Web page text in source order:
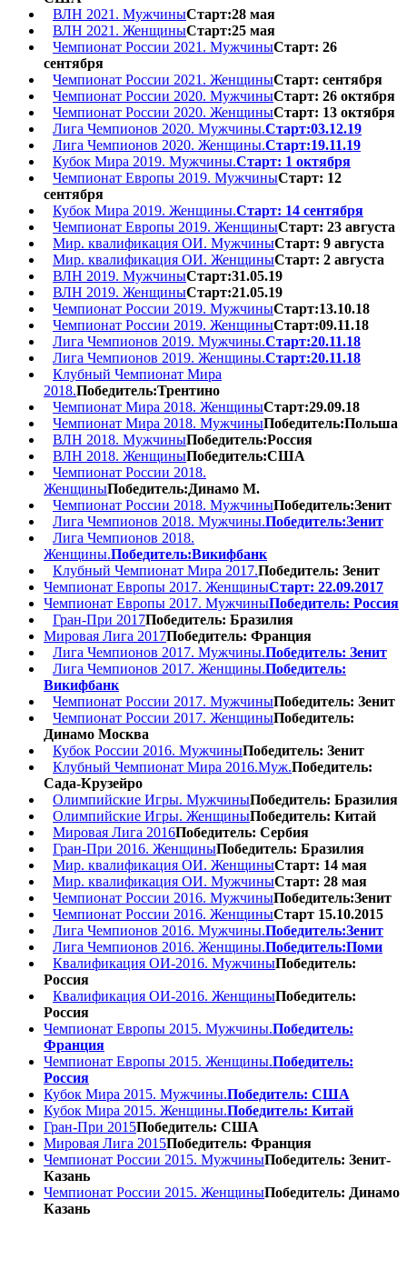
ВЛН 2021. МужчиныСтарт:28 мая
ВЛН 2021. ЖенщиныСтарт:25 мая
Чемпионат России 2021. МужчиныСтарт: 26
сентября
Чемпионат России 2021. ЖенщиныСтарт: сентября
Чемпионат России 2020. МужчиныСтарт: 26 октября
Чемпионат России 2020. ЖенщиныСтарт: 13 октября
Лига Чемпионов 2020. Мужчины.Старт:03.12.19
Лига Чемпионов 2020. Женщины.Старт:19.11.19
Кубок Мира 2019. Мужчины.Старт: 1 октября
Чемпионат Европы 2019. МужчиныСтарт: 12
сентября
Кубок Мира 2019. Женщины.Старт: 14 сентября
Чемпионат Европы 2019. ЖенщиныСтарт: 23 августа
Мир. квалификация ОИ. МужчиныСтарт: 9 августа
Мир. квалификация ОИ. ЖенщиныСтарт: 2 августа
ВЛН 2019. МужчиныСтарт:31.05.19
ВЛН 2019. ЖенщиныСтарт:21.05.19
Чемпионат России 2019. МужчиныСтарт:13.10.18
Чемпионат России 2019. ЖенщиныСтарт:09.11.18
Лига Чемпионов 2019. Мужчины.Старт:20.11.18
Лига Чемпионов 2019. Женщины.Старт:20.11.18
Клубный Чемпионат Мира
2018.Победитель:Трентино
Чемпионат Мира 2018. ЖенщиныСтарт:29.09.18
Чемпионат Мира 2018. МужчиныПобедитель:Польша
ВЛН 2018. МужчиныПобедитель:Россия
ВЛН 2018. ЖенщиныПобедитель:США
Чемпионат России 2018.
ЖенщиныПобедитель:Динамо М.
Чемпионат России 2018. МужчиныПобедитель:Зенит
Лига Чемпионов 2018. Мужчины.Победитель:Зенит
Лига Чемпионов 2018.
Женщины.Победитель:Викифбанк
Клубный Чемпионат Мира 2017.Победитель: Зенит
Чемпионат Европы 2017. ЖенщиныСтарт: 22.09.2017
Чемпионат Европы 2017. МужчиныПобедитель: Россия
Гран-При 2017Победитель: Бразилия
Мировая Лига 2017Победитель: Франция
Лига Чемпионов 2017. Мужчины.Победитель: Зенит
Лига Чемпионов 2017. Женщины.Победитель:
Викифбанк
Чемпионат России 2017. МужчиныПобедитель: Зенит
Чемпионат России 2017. ЖенщиныПобедитель:
Динамо Москва
Кубок России 2016. МужчиныПобедитель: Зенит
Клубный Чемпионат Мира 2016.Муж.Победитель:
Сада-Крузейро
Олимпийские Игры. МужчиныПобедитель: Бразилия
Олимпийские Игры. ЖенщиныПобедитель: Китай
Мировая Лига 2016Победитель: Сербия
Гран-При 2016. ЖенщиныПобедитель: Бразилия
Мир. квалификация ОИ. ЖенщиныСтарт: 14 мая
Мир. квалификация ОИ. МужчиныСтарт: 28 мая
Чемпионат России 2016. МужчиныПобедитель:Зенит
Чемпионат России 2016. ЖенщиныСтарт 15.10.2015
Лига Чемпионов 2016. Мужчины.Победитель:Зенит
Лига Чемпионов 2016. Женщины.Победитель:Поми
Квалификация ОИ-2016. МужчиныПобедитель:
Россия
Квалификация ОИ-2016. ЖенщиныПобедитель:
Россия
Чемпионат Европы 2015. Мужчины.Победитель:
Франция
Чемпионат Европы 2015. Женщины.Победитель:
Россия
Кубок Мира 2015. Мужчины.Победитель: США
Кубок Мира 2015. Женщины.Победитель: Китай
Гран-При 2015Победитель: США
Мировая Лига 2015Победитель: Франция
Чемпионат России 2015. МужчиныПобедитель: Зенит-
Казань
Чемпионат России 2015. ЖенщиныПобедитель: Динамо
Казань